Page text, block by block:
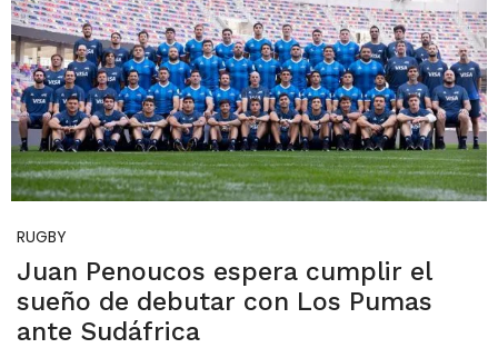
RUGBY
Juan Penoucos espera cumplir el
sueño de debutar con Los Pumas
ante Sudáfrica